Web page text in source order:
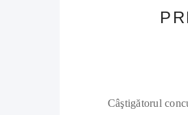
Câştigătorul